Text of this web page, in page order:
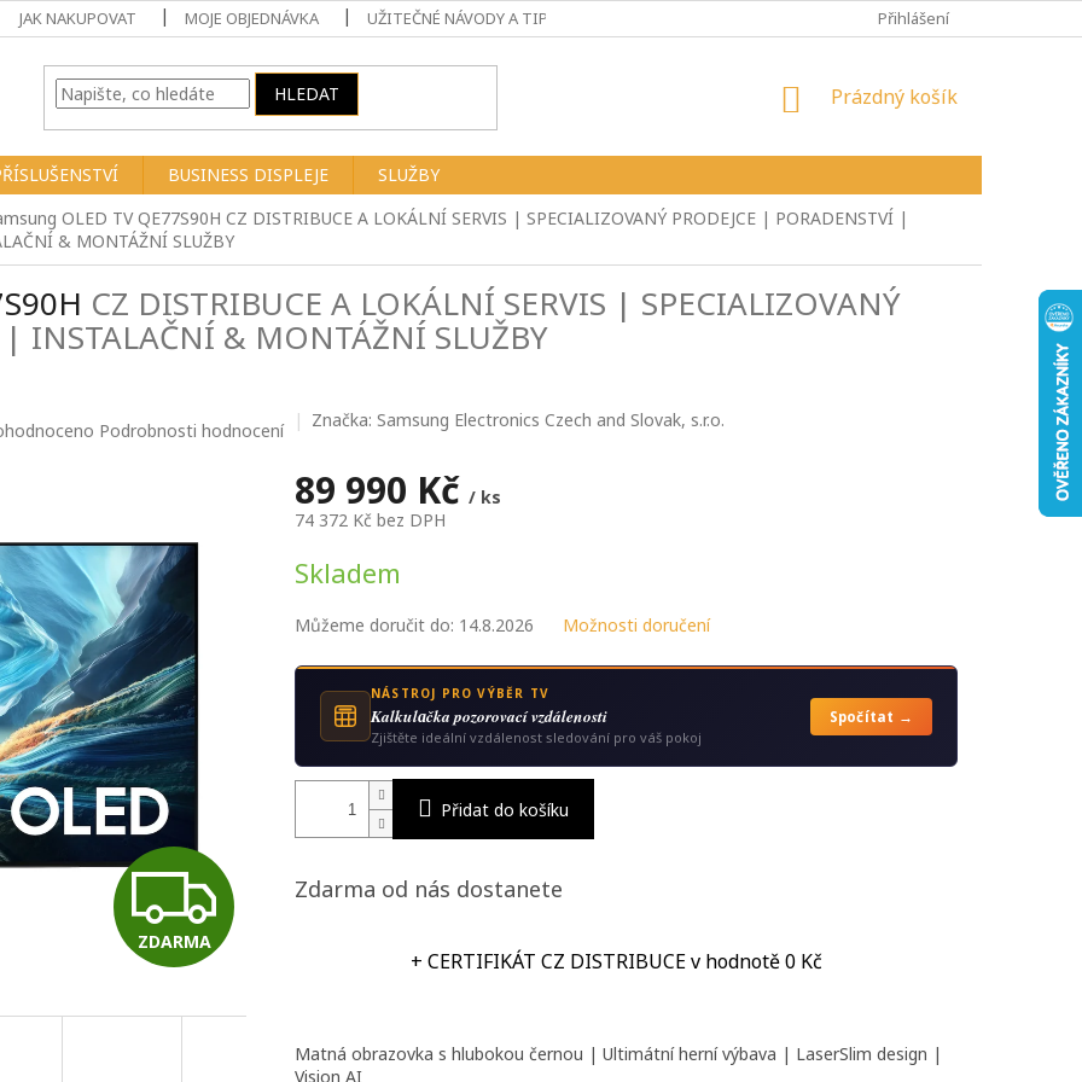
JAK NAKUPOVAT MOJE OBJEDNÁVKA UŽITEČNÉ NÁVODY A TIPY REKLAMAČNÍ ŘÁD
Přihlášení
HLEDAT
NÁKUPNÍ
Prázdný košík
BUSINESS DISPLEJE SLUŽBY
OLED TV QE77S90H CZ DISTRIBUCE A LOKÁLNÍ SERVIS | SPECIALIZOVANÝ PRODEJCE | PORADENSTVÍ |
& MONTÁŽNÍ SLUŽBY
CZ DISTRIBUCE A LOKÁLNÍ SERVIS | SPECIALIZOVANÝ
INSTALAČNÍ & MONTÁŽNÍ SLUŽBY
Podrobnosti hodnocení Značka: Samsung Electronics Czech and Slovak, s.r.o.
Z
D
ZDARMA
89 990 Kč / ks
74 372 Kč bez DPH
cena:
Skladem
Můžeme doručit do: 14.8.2026 Možnosti doručení
NÁSTROJ PRO VÝBĚR TV
Kalkulаčka pozorovací vzdálenosti
Zjištěte ideální vzdálenost sledování pro váš pokoj
Spočítat →
Přidat do košíku
Zdarma od nás dostanete
+ CERTIFIKÁT CZ DISTRIBUCEv hodnotě 0 Kč
Matná obrazovka s hlubokou černou | Ultimátní herní výbava | LaserSlim design |
Vision AI